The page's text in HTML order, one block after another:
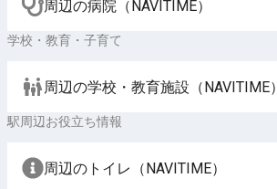
周辺の病院（NAVITIME）
学校・教育・子育て
周辺の学校・教育施設（NAVITIME）
駅周辺お役立ち情報
周辺のトイレ（NAVITIME）